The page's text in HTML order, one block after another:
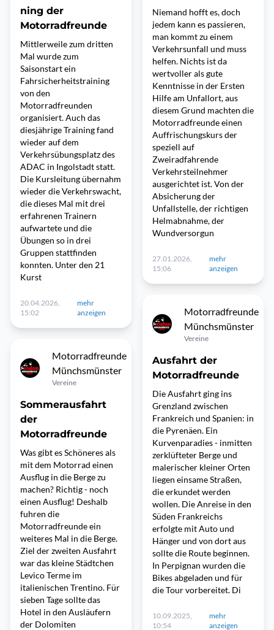
ning der
Motorradfreunde
Mittlerweile zum dritten
Mal wurde zum
Saisonstart ein
Fahrsicherheitstraining
von den
Motorradfreunden
organisiert. Auch das
diesjährige Training fand
wieder auf dem
Verkehrsübungsplatz des
ADAC in Ingolstadt statt.
Die Kursleitung übernahm
wieder die Verkehrswacht,
die dieses Mal mit drei
erfahrenen Trainern
aufwartete und die
Übungen so in drei
Gruppen stattfinden
konnten. Unter den 21
Kurst
20.04.2026,
15:02
mehr
anzeigen
Motorradfreunde
Münchsmünster
Vereine
Sommerausfahrt
der
Motorradfreunde
Was gibt es Schöneres als
mit dem Motorrad einen
Ausflug in die Berge zu
machen? Richtig - noch
einen Ausflug! Deshalb
fuhren die
Motorradfreunde ein
weiteres Mal in die Berge.
Ziel der zweiten Ausfahrt
war das kleine Städtchen
Levico Terme im
italienischen Trentino. Für
sieben Tage sollte das
Hotel in den Ausläufern
der Dolomiten
Niemand hofft es, doch
jedem kann es passieren,
man kommt zu einem
Verkehrsunfall und muss
helfen. Nichts ist da
wertvoller als gute
Kenntnisse in der Ersten
Hilfe am Unfallort, aus
diesem Grund machten die
Motorradfreunde einen
Auffrischungskurs der
speziell auf
Zweiradfahrende
Verkehrsteilnehmer
ausgerichtet ist. Von der
Absicherung der
Unfallstelle, der richtigen
Helmabnahme, der
Wundversorgun
27.01.2026,
15:06
mehr
anzeigen
Motorradfreunde
Münchsmünster
Vereine
Ausfahrt der
Motorradfreunde
Die Ausfahrt ging ins
Grenzland zwischen
Frankreich und Spanien: in
die Pyrenäen. Ein
Kurvenparadies - inmitten
zerklüfteter Berge und
malerischer kleiner Orten
liegen einsame Straßen,
die erkundet werden
wollen. Die Anreise in den
Süden Frankreichs
erfolgte mit Auto und
Hänger und von dort aus
sollte die Route beginnen.
In Perpignan wurden die
Bikes abgeladen und für
die Tour vorbereitet. Di
10.09.2025,
10:54
mehr
anzeigen